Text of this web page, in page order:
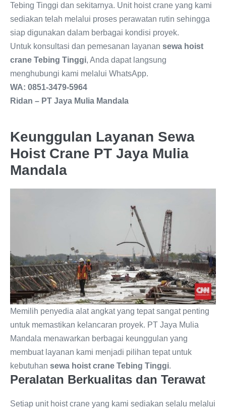
Tebing Tinggi dan sekitarnya. Unit hoist crane yang kami
sediakan telah melalui proses perawatan rutin sehingga
siap digunakan dalam berbagai kondisi proyek.
Untuk konsultasi dan pemesanan layanan sewa hoist
crane Tebing Tinggi, Anda dapat langsung
menghubungi kami melalui WhatsApp.
WA: 0851-3479-5964
Ridan – PT Jaya Mulia Mandala
Keunggulan Layanan Sewa
Hoist Crane PT Jaya Mulia
Mandala
Memilih penyedia alat angkat yang tepat sangat penting
untuk memastikan kelancaran proyek. PT Jaya Mulia
Mandala menawarkan berbagai keunggulan yang
membuat layanan kami menjadi pilihan tepat untuk
kebutuhan sewa hoist crane Tebing Tinggi.
Peralatan Berkualitas dan Terawat
Setiap unit hoist crane yang kami sediakan selalu melalui